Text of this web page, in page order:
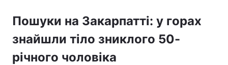
Пошуки на Закарпатті: у горах
знайшли тіло зниклого 50-
річного чоловіка